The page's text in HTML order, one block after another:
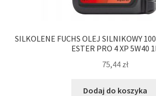
SILKOLENE FUCHS OLEJ SILNIKOWY
ESTER PRO 4 XP 5W40
75,44 zł
Dodaj do koszyka